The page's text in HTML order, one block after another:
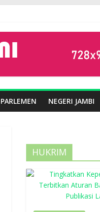
PARLEMEN NEGERI JAMBI
HUKRIM